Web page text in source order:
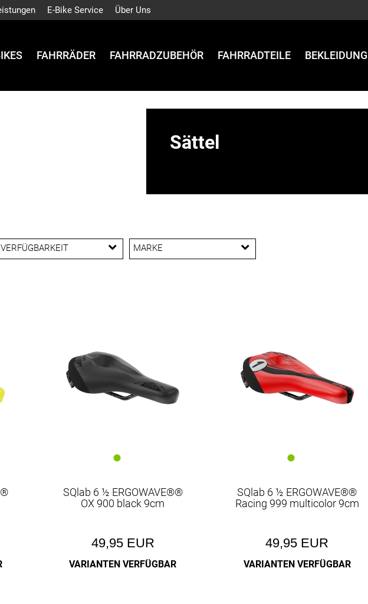
E-Bike Service Über Uns
FAHRRÄDER FAHRRADZUBEHÖR FAHRRADTEILE BEKLEIDUNG
Sättel
VERFÜGBARKEIT MARKE
SQlab 6 ½ ERGOWAVE®®
OX 900 black 9cm
49,95 EUR
VARIANTEN VERFÜGBAR
SQlab 6 ½ ERGOWAVE®®
Racing 999 multicolor 9cm
49,95 EUR
VARIANTEN VERFÜGBAR